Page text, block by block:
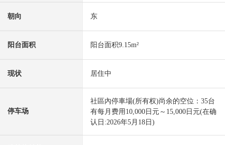
朝向 东
阳台面积 阳台面积9.15m²
现状 居住中
停车场
社區內停車場(所有权)尚余的空位：35台
有每月费用10,000日元～15,000日元(在确
认日:2026年5月18日)